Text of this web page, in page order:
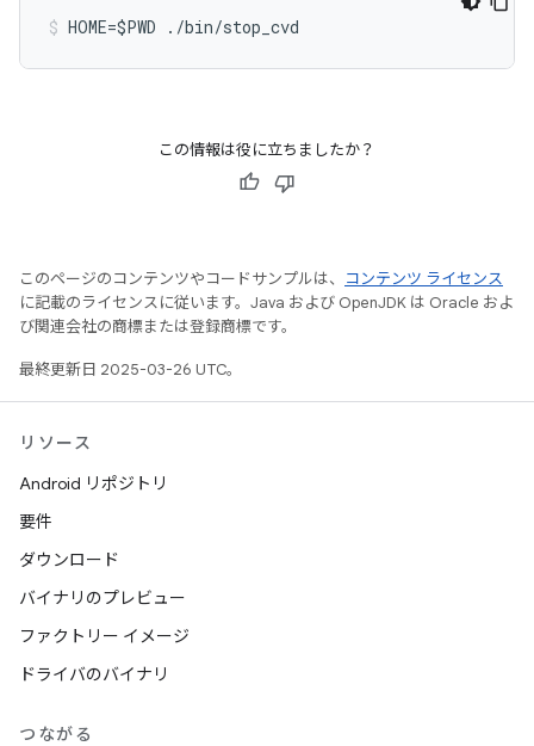
HOME=$PWD ./bin/stop_cvd
この情報は役に立ちましたか？
このページのコンテンツやコードサンプルは、
コンテンツ ライセンス
に記載のライセンスに従います。Java および OpenJDK は Oracle およ
び関連会社の商標または登録商標です。
最終更新日 2025-03-26 UTC。
リソース
Android リポジトリ
要件
ダウンロード
バイナリのプレビュー
ファクトリー イメージ
ドライバのバイナリ
つながる